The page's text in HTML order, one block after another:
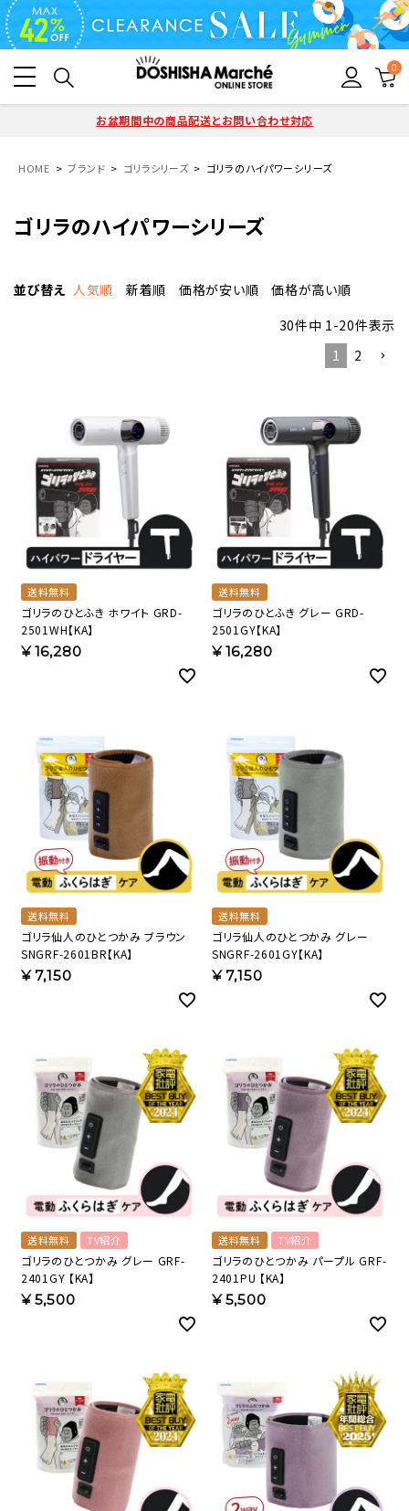
0
お盆期間中の商品配送とお問い合わせ対応
HOME ブランド ゴリラシリーズ ゴリラのハイパワーシリーズ
ゴリラのハイパワーシリーズ
並び替え 人気順 新着順 価格が安い順
価格が高い順
30件中 1-20件表示
1
2
送料無料
ゴリラのひとふき ホワイト GRD-
2501WH【KA】
¥16,280
送料無料
ゴリラのひとふき グレー GRD-
2501GY【KA】
¥16,280
送料無料
ゴリラ仙人のひとつかみ ブラウン
SNGRF-2601BR【KA】
¥7,150
送料無料
ゴリラ仙人のひとつかみ グレー
SNGRF-2601GY【KA】
¥7,150
送料無料 TV紹介
ゴリラのひとつかみ グレー GRF-
2401GY 【KA】
¥5,500
送料無料 TV紹介
ゴリラのひとつかみ パープル GRF-
2401PU 【KA】
¥5,500